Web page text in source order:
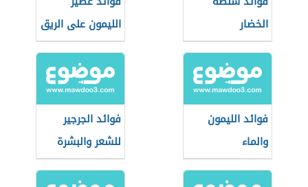
الخضار
الليمون على الريق
فوائد الليمون
والماء
فوائد الجرجير
للشعر والبشرة